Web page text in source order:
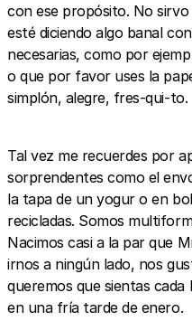
con ese propósito. No
esté diciendo algo banal
necesarias, como por
o que por favor uses la
simplón, alegre, fres-qui-to.
Tal vez me recuerdes por
sorprendentes como el
la tapa de un yogur o en
recicladas. Somos
Nacimos casi a la par que
irnos a ningún lado, nos
queremos que sientas
en una fría tarde de enero.